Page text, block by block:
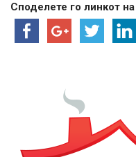
Споделете го линкот